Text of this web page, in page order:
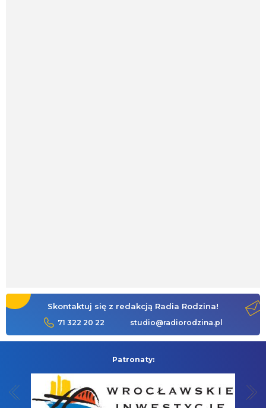
Skontaktuj się z redakcją Radia Rodzina!
71 322 20 22 studio@radiorodzina.pl
Patronaty: